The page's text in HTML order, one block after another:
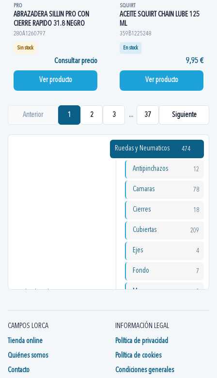
Ruedas y Neumaticos 474
Antipinchazos 12
Camaras 78
Cierres 18
Cubiertas 209
Ejes 4
Fondo 7
Mousse 2
Portacamaras 9
Repuestos
Rodamientos
PRO
ABRAZADERA SILLIN PRO CON
CIERRE RAPIDO 31.8 NEGRO
280A1260797
Sin stock
Consultar precio
Ver producto
SQUIRT
ACEITE SQUIRT CHAIN LUBE 125
ML
359B1225248
En stock
9,95 €
Ver producto
Anterior 1 2 3 ... 37 Siguiente
CAMPOS LORCA
Tienda online
Quiénes somos
Contacto
INFORMACIÓN LEGAL
Política de privacidad
Política de cookies
Condiciones generales